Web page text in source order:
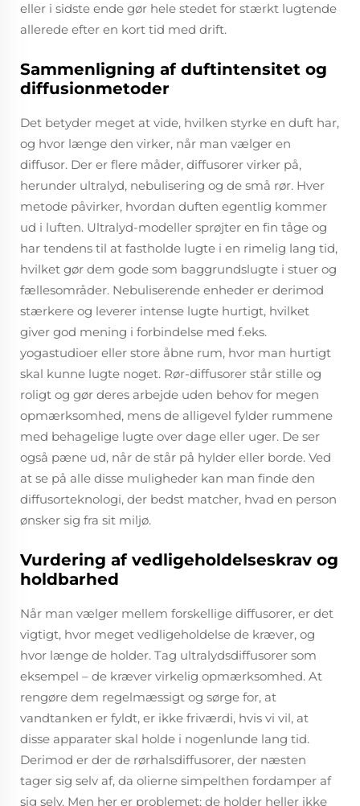
eller i sidste ende gør hele stedet for stærkt lugtende
allerede efter en kort tid med drift.
Sammenligning af duftintensitet og
diffusionmetoder
Det betyder meget at vide, hvilken styrke en duft har,
og hvor længe den virker, når man vælger en
diffusor. Der er flere måder, diffusorer virker på,
herunder ultralyd, nebulisering og de små rør. Hver
metode påvirker, hvordan duften egentlig kommer
ud i luften. Ultralyd-modeller sprøjter en fin tåge og
har tendens til at fastholde lugte i en rimelig lang tid,
hvilket gør dem gode som baggrundslugte i stuer og
fællesområder. Nebuliserende enheder er derimod
stærkere og leverer intense lugte hurtigt, hvilket
giver god mening i forbindelse med f.eks.
yogastudioer eller store åbne rum, hvor man hurtigt
skal kunne lugte noget. Rør-diffusorer står stille og
roligt og gør deres arbejde uden behov for megen
opmærksomhed, mens de alligevel fylder rummene
med behagelige lugte over dage eller uger. De ser
også pæne ud, når de står på hylder eller borde. Ved
at se på alle disse muligheder kan man finde den
diffusorteknologi, der bedst matcher, hvad en person
ønsker sig fra sit miljø.
Vurdering af vedligeholdelseskrav og
holdbarhed
Når man vælger mellem forskellige diffusorer, er det
vigtigt, hvor meget vedligeholdelse de kræver, og
hvor længe de holder. Tag ultralydsdiffusorer som
eksempel – de kræver virkelig opmærksomhed. At
rengøre dem regelmæssigt og sørge for, at
vandtanken er fyldt, er ikke friværdi, hvis vi vil, at
disse apparater skal holde i nogenlunde lang tid.
Derimod er der de rørhalsdiffusorer, der næsten
tager sig selv af, da olierne simpelthen fordamper af
sig selv. Men her er problemet: de holder heller ikke